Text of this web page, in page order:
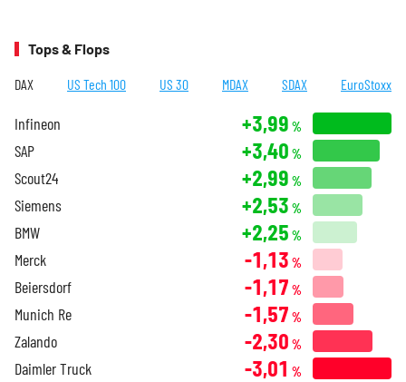
Tops & Flops
DAX US Tech 100 US 30 MDAX SDAX EuroStoxx
Infineon +3,99 %
SAP +3,40 %
Scout24 +2,99 %
Siemens +2,53 %
BMW +2,25 %
Merck -1,13 %
Beiersdorf -1,17 %
Munich Re -1,57 %
Zalando -2,30 %
Daimler Truck -3,01 %